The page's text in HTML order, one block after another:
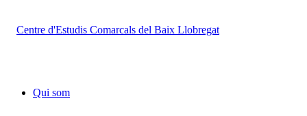
Qui som